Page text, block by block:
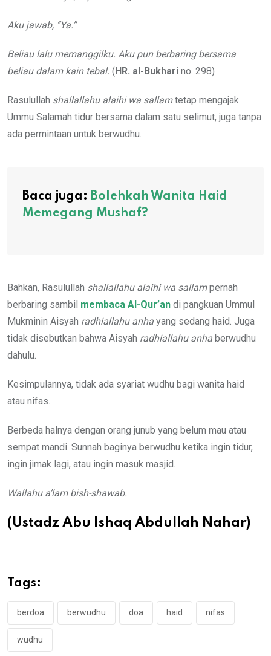
Aku jawab, “Ya.”
Beliau lalu memanggilku. Aku pun berbaring bersama
beliau dalam kain tebal. (HR. al-Bukhari no. 298)
Rasulullah shallallahu alaihi wa sallamtetap mengajak
Ummu Salamah tidur bersama dalam satu selimut, juga tanpa
ada permintaan untuk berwudhu.
Baca juga: Bolehkah Wanita Haid
Memegang Mushaf?
Bahkan, Rasulullah shallallahu alaihi wa sallampernah
berbaring sambil membaca Al-Qur’an di pangkuan Ummul
Mukminin Aisyah radhiallahu anha yang sedang haid. Juga
tidak disebutkan bahwa Aisyah radhiallahu anha berwudhu
dahulu.
Kesimpulannya, tidak ada syariat wudhu bagi wanita haid
atau nifas.
Berbeda halnya dengan orang junub yang belum mau atau
sempat mandi. Sunnah baginya berwudhu ketika ingin tidur,
ingin jimak lagi, atau ingin masuk masjid.
Wallahu a’lam bish-shawab.
(Ustadz Abu Ishaq Abdullah Nahar)
Tags:
berdoa berwudhu doa haid nifas
wudhu